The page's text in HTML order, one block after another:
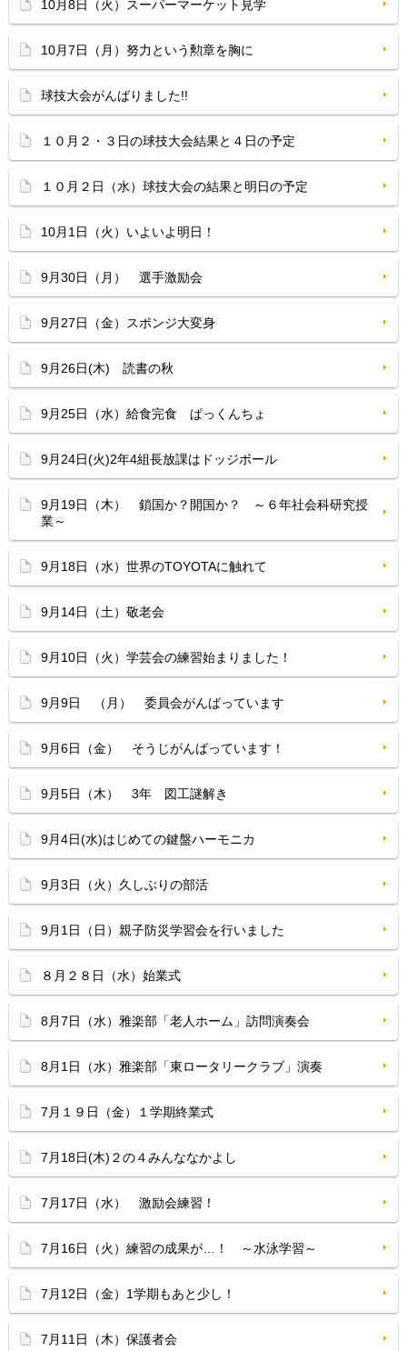
10月8日（火）スーパーマーケット見学
10月7日（月）努力という勲章を胸に
球技大会がんばりました!!
１０月２・３日の球技大会結果と４日の予定
１０月２日（水）球技大会の結果と明日の予定
10月1日（火）いよいよ明日！
9月30日（月） 選手激励会
9月27日（金）スポンジ大変身
9月26日(木) 読書の秋
9月25日（水）給食完食 ぱっくんちょ
9月24日(火)2年4組長放課はドッジボール
9月19日（木） 鎖国か？開国か？ ～６年社会科研究授
業～
9月18日（水）世界のTOYOTAに触れて
9月14日（土）敬老会
9月10日（火）学芸会の練習始まりました！
9月9日 （月） 委員会がんばっています
9月6日（金） そうじがんばっています！
9月5日（木） 3年 図工謎解き
9月4日(水)はじめての鍵盤ハーモニカ
9月3日（火）久しぶりの部活
9月1日（日）親子防災学習会を行いました
８月２８日（水）始業式
8月7日（水）雅楽部「老人ホーム」訪問演奏会
8月1日（水）雅楽部「東ロータリークラブ」演奏
7月１９日（金）１学期終業式
7月18日(木)２の４みんななかよし
7月17日（水） 激励会練習！
7月16日（火）練習の成果が…！ ～水泳学習～
7月12日（金）1学期もあと少し！
7月11日（木）保護者会